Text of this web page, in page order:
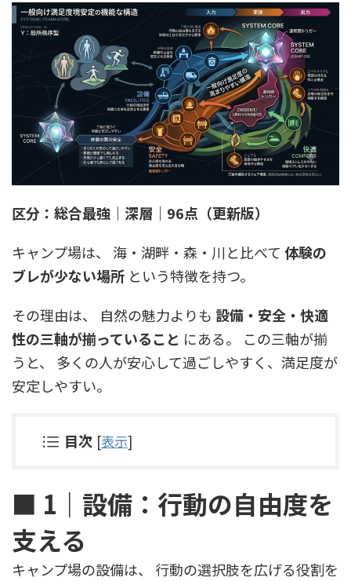
区分：総合最強｜深層｜96点（更新版）
キャンプ場は、 海・湖畔・森・川と比べて 体験の
ブレが少ない場所 という特徴を持つ。
その理由は、 自然の魅力よりも 設備・安全・快適
性の三軸が揃っていること にある。 この三軸が揃
うと、 多くの人が安心して過ごしやすく、満足度が
安定しやすい。
目次 [表示]
■ 1｜設備：行動の自由度を
支える
キャンプ場の設備は、 行動の選択肢を広げる役割を